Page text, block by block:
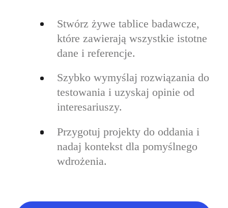
Stwórz żywe tablice badawcze,
które zawierają wszystkie istotne
dane i referencje.
Szybko wymyślaj rozwiązania do
testowania i uzyskaj opinie od
interesariuszy.
Przygotuj projekty do oddania i
nadaj kontekst dla pomyślnego
wdrożenia.